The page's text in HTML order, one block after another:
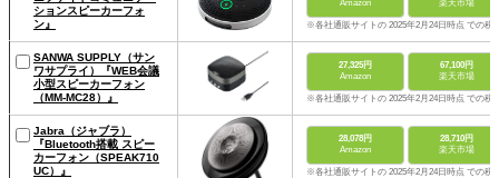
ションスピーカーフォ
ン』
Amazon
楽天市場
※各社通販サイトの 2025年2月24日時点 での税
SANWA SUPPLY（サン
ワサプライ）『WEB会議
小型スピーカーフォン
（MM-MC28）』
27,325円
Amazon
67,100円
楽天市場
※各社通販サイトの 2025年2月24日時点 での税
Jabra（ジャブラ）
『Bluetooth搭載 スピー
カーフォン（SPEAK710
UC）』
28,078円
Amazon
28,710円
楽天市場
※各社通販サイトの 2025年2月24日時点 での税